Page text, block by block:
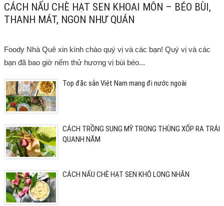
CÁCH NẤU CHÈ HẠT SEN KHOAI MÔN – BÉO BÙI,
THANH MÁT, NGON NHƯ QUÁN
Foody Nhà Quê xin kính chào quý vị và các bạn! Quý vị và các
bạn đã bao giờ nếm thử hương vị bùi béo...
Top đặc sản Việt Nam mang đi nước ngoài
CÁCH TRỒNG SUNG MỸ TRONG THÙNG XỐP RA TRÁI
QUANH NĂM
CÁCH NẤU CHÈ HẠT SEN KHÔ LONG NHÃN